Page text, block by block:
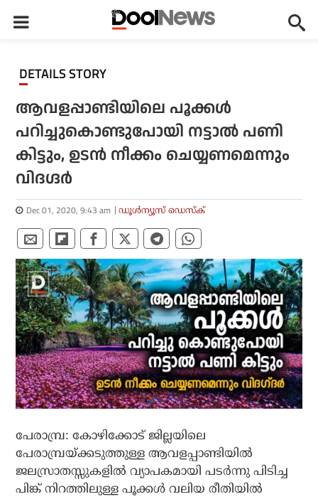
DETAILS STORY
ആവളപ്പാണ്ടിയിലെ പൂക്കള്‍
പറിച്ചുകൊണ്ടുപോയി നട്ടാല്‍ പണി
കിട്ടും, ഉടന്‍ നീക്കം ചെയ്യണമെന്നും
വിദഗ്ദര്‍
Dec 01, 2020, 9:43 am ഡൂള്‍ന്യൂസ് ഡെസ്‌ക്
പേരാമ്പ്ര: കോഴിക്കോട് ജില്ലയിലെ
പേരാമ്പ്രയ്ക്കടുത്തുള്ള ആവളപ്പാണ്ടിയില്‍
ജലസ്രാതസ്സുകളില്‍ വ്യാപകമായി പടര്‍ന്നു പിടിച്ച
പിങ്ക് നിറത്തിലുള്ള പൂക്കള്‍ വലിയ രീതിയില്‍